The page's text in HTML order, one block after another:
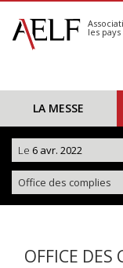
S'abonner
Calendrier
les
LA MESSE
Le 6 avr. 2022
Office des complies
OFFICE DES